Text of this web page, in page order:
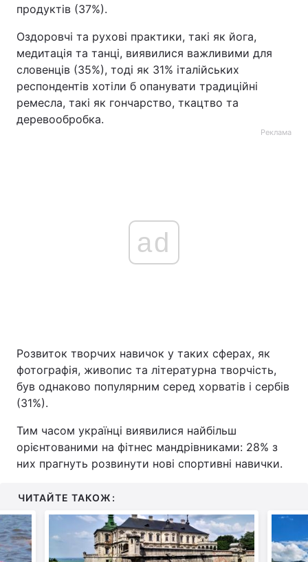
продуктів (37%).
Оздоровчі та рухові практики, такі як йога,
медитація та танці, виявилися важливими для
словенців (35%), тоді як 31% італійських
респондентів хотіли б опанувати традиційні
ремесла, такі як гончарство, ткацтво та
деревообробка.
Реклама
ad
Розвиток творчих навичок у таких сферах, як
фотографія, живопис та літературна творчість,
був однаково популярним серед хорватів і сербів
(31%).
Тим часом українці виявилися найбільш
орієнтованими на фітнес мандрівниками: 28% з
них прагнуть розвинути нові спортивні навички.
ЧИТАЙТЕ ТАКОЖ: